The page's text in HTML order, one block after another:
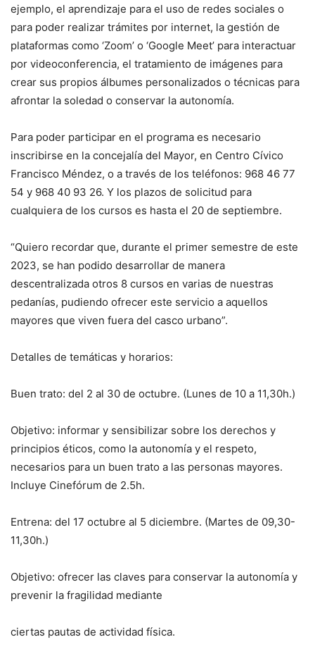
ejemplo, el aprendizaje para el uso de redes sociales o
para poder realizar trámites por internet, la gestión de
plataformas como ‘Zoom’ o ‘Google Meet’ para interactuar
por videoconferencia, el tratamiento de imágenes para
crear sus propios álbumes personalizados o técnicas para
afrontar la soledad o conservar la autonomía.
Para poder participar en el programa es necesario
inscribirse en la concejalía del Mayor, en Centro Cívico
Francisco Méndez, o a través de los teléfonos: 968 46 77
54 y 968 40 93 26. Y los plazos de solicitud para
cualquiera de los cursos es hasta el 20 de septiembre.
“Quiero recordar que, durante el primer semestre de este
2023, se han podido desarrollar de manera
descentralizada otros 8 cursos en varias de nuestras
pedanías, pudiendo ofrecer este servicio a aquellos
mayores que viven fuera del casco urbano”.
Detalles de temáticas y horarios:
Buen trato: del 2 al 30 de octubre. (Lunes de 10 a 11,30h.)
Objetivo: informar y sensibilizar sobre los derechos y
principios éticos, como la autonomía y el respeto,
necesarios para un buen trato a las personas mayores.
Incluye Cinefórum de 2.5h.
Entrena: del 17 octubre al 5 diciembre. (Martes de 09,30-
11,30h.)
Objetivo: ofrecer las claves para conservar la autonomía y
prevenir la fragilidad mediante
ciertas pautas de actividad física.